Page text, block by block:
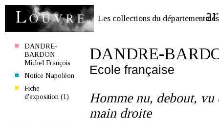
Les collections du département des
DANDRE-
BARDON
Michel François
Notice Napoléon
Fiche
d'exposition (1)
DANDRE-
Ecole française
Homme nu, debout, vu
main droite